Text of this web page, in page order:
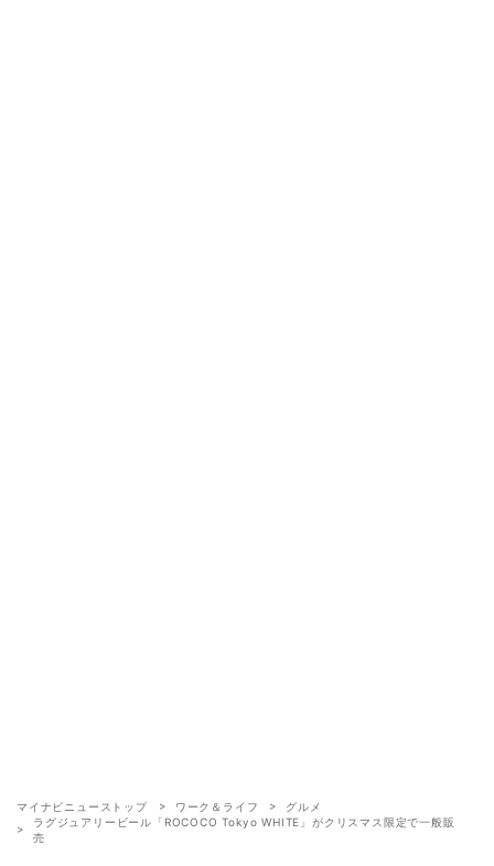
マイナビニューストップ ワーク＆ライフ
グルメ
ラグジュアリービール「ROCOCO Tokyo WHITE」がクリスマス限定で一般販
売